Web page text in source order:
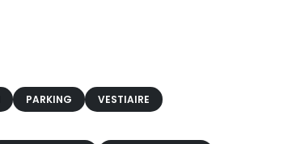
PARKING VESTIAIRE